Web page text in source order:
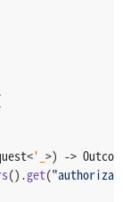
'_ >) ->
().get(